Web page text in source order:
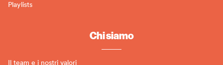
Playlists
Chi siamo
Il team e i nostri valori